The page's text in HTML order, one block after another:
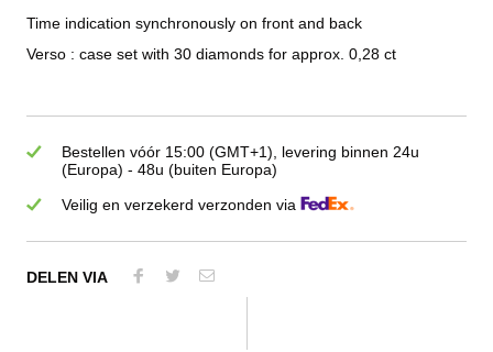
Time indication synchronously on front and back
Verso : case set with 30 diamonds for approx. 0,28 ct
Bestellen vóór 15:00 (GMT+1), levering binnen 24u
(Europa) - 48u (buiten Europa)
Veilig en verzekerd verzonden via
DELEN VIA